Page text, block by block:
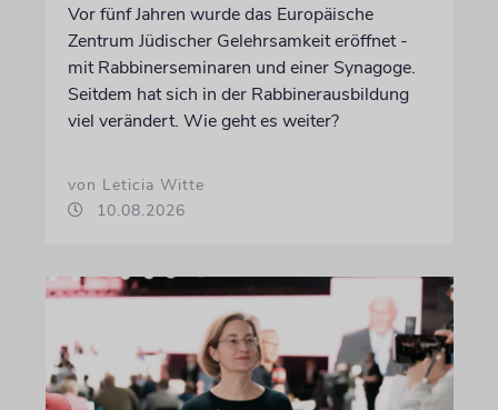
Vor fünf Jahren wurde das Europäische
Zentrum Jüdischer Gelehrsamkeit eröffnet -
mit Rabbinerseminaren und einer Synagoge.
Seitdem hat sich in der Rabbinerausbildung
viel verändert. Wie geht es weiter?
von Leticia Witte
10.08.2026